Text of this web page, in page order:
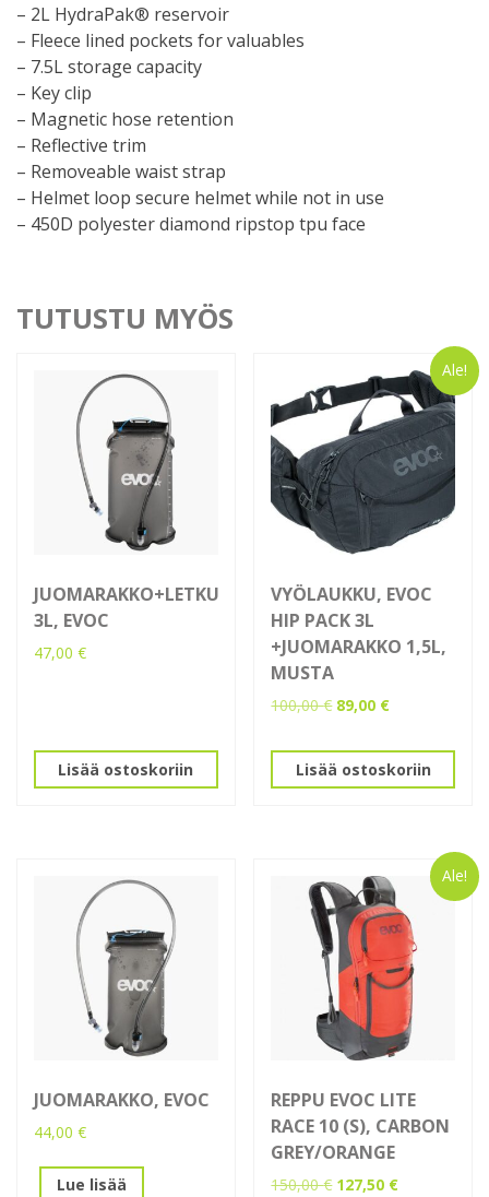
– 2L HydraPak® reservoir
– Fleece lined pockets for valuables
– 7.5L storage capacity
– Key clip
– Magnetic hose retention
– Reflective trim
– Removeable waist strap
– Helmet loop secure helmet while not in use
– 450D polyester diamond ripstop tpu face
TUTUSTU MYÖS
JUOMARAKKO+LETKU
3L, EVOC
47,00 €
Lisää ostoskoriin
Ale!
VYÖLAUKKU, EVOC
HIP PACK 3L
+JUOMARAKKO 1,5L,
MUSTA
100,00€ Alkuperäinen
oli:
100,00 €.
89,00 €Nykyinen
on:
89,00 €.
Lisää ostoskoriin
JUOMARAKKO, EVOC
44,00 €
Lue lisää
Ale!
REPPU EVOC LITE
RACE 10 (S), CARBON
GREY/ORANGE
150,00€ Alkuperäinen
127,50 €Nykyinen